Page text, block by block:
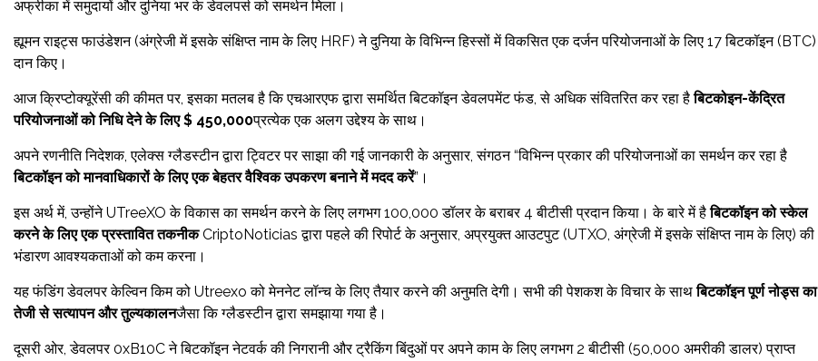
अफ्रीका में समुदायों और दुनिया भर के डेवलपर्स को समर्थन मिला।
ह्यूमन राइट्स फाउंडेशन (अंग्रेजी में इसके संक्षिप्त नाम के लिए HRF) ने दुनिया के विभिन्न हिस्सों में विकसित एक दर्जन परियोजनाओं के लिए 17 बिटकॉइन (BTC)
दान किए।
आज क्रिप्टोक्यूरेंसी की कीमत पर, इसका मतलब है कि एचआरएफ द्वारा समर्थित बिटकॉइन डेवलपमेंट फंड, से अधिक संवितरित कर रहा हैबिटकोइन-केंद्रित
परियोजनाओं को निधि देने के लिए $ 450,000प्रत्येक एक अलग उद्देश्य के साथ।
अपने रणनीति निदेशक, एलेक्स ग्लैडस्टीन द्वारा ट्विटर पर साझा की गई जानकारी के अनुसार, संगठन “विभिन्न प्रकार की परियोजनाओं का समर्थन कर रहा है
बिटकॉइन को मानवाधिकारों के लिए एक बेहतर वैश्विक उपकरण बनाने में मदद करें”।
इस अर्थ में, उन्होंने UTreeXO के विकास का समर्थन करने के लिए लगभग 100,000 डॉलर के बराबर 4 बीटीसी प्रदान किया। के बारे में हैबिटकॉइन को स्केल
करने के लिए एक प्रस्तावित तकनीकCriptoNoticias द्वारा पहले की रिपोर्ट के अनुसार, अप्रयुक्त आउटपुट (UTXO, अंग्रेजी में इसके संक्षिप्त नाम के लिए) की
भंडारण आवश्यकताओं को कम करना।
यह फंडिंग डेवलपर केल्विन किम को Utreexo को मेननेट लॉन्च के लिए तैयार करने की अनुमति देगी। सभी की पेशकश के विचार के साथबिटकॉइन पूर्ण नोड्स का
तेजी से सत्यापन और तुल्यकालनजैसा कि ग्लैडस्टीन द्वारा समझाया गया है।
दूसरी ओर, डेवलपर 0xB10C ने बिटकॉइन नेटवर्क की निगरानी और ट्रैकिंग बिंदुओं पर अपने काम के लिए लगभग 2 बीटीसी (50,000 अमरीकी डालर) प्राप्त